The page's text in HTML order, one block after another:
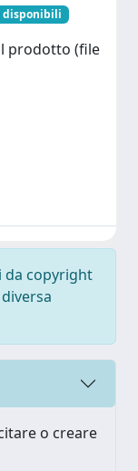
disponibili
prodotto (file
da copyright
o creare